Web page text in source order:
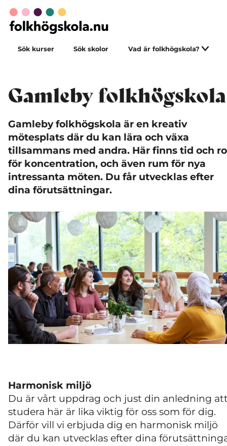
Sök kurser Sök skolor Vad är folkhögskola?
Gamleby folkhögskola
Gamleby folkhögskola är en kreativ
mötesplats där du kan lära och växa
tillsammans med andra. Här finns tid och ro
för koncentration, och även rum för nya
intressanta möten. Du får utvecklas efter
dina förutsättningar.
Harmonisk miljö
Du är vårt uppdrag och just din anledning
studera här är lika viktig för oss som för dig.
Därför vill vi erbjuda dig en harmonisk miljö
där du kan utvecklas efter dina